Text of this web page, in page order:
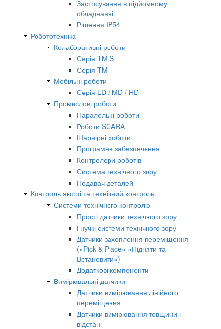
Застосування в підйомному
обладнанні
Рішення IP54
Робототехніка
Колаборативні роботи
Серія TM S
Серія TM
Мобільні роботи
Серія LD / MD / HD
Промислові роботи
Паралельні роботи
Роботи SCARA
Шарнірні роботи
Програмне забезпечення
Контролери роботів
Система технічного зору
Подавач деталей
Контроль якості та технічний контроль
Системи технічного контролю
Прості датчики технічного зору
Гнучкі системи технічного зору
Датчики захоплення переміщення
(«Pick & Place» «Підняти та
Встановити»)
Додаткові компоненти
Вимірювальні датчики
Датчики вимірювання лінійного
переміщення
Датчики вимірювання товщини і
відстані